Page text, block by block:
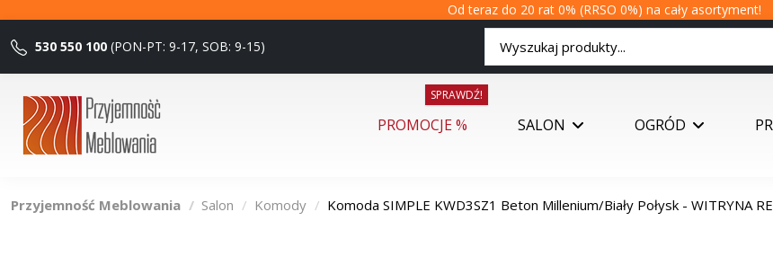
Od teraz do 20 rat 0% (RRSO 0%) na cały asortyment!
530 550 100 (PON-PT: 9-17, SOB: 9-15)
PROMOCJE %
SPRAWDŹ!
SALON OGRÓD
Przyjemność Meblowania Salon Komody Komoda SIMPLE KWD3SZ1 Beton Millenium/Biały Połysk - WITRYNA